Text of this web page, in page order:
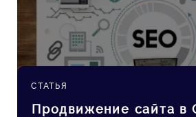
СТАТЬЯ
Продвижение сайта в